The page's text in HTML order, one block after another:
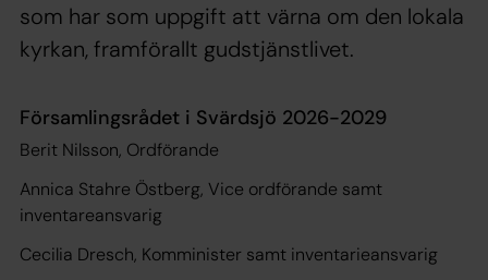
som har som uppgift att värna om den lokala
kyrkan, framförallt gudstjänstlivet.
Församlingsrådet i Svärdsjö 2026-2029
Berit Nilsson, Ordförande
Annica Stahre Östberg, Vice ordförande samt
inventareansvarig
Cecilia Dresch, Komminister samt inventarieansvarig